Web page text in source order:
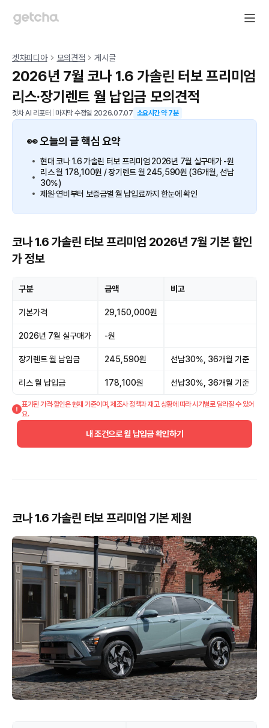
겟차피디아 모의견적 게시글
2026년 7월 코나 1.6 가솔린 터보 프리미엄
리스·장기렌트 월 납입금 모의견적
겟차 AI 리포터 마지막 수정일 2026.07.07 소요시간 약7분
👀 오늘의 글 핵심 요약
현대 코나 1.6 가솔린 터보 프리미엄 2026년 7월 실구매가 -원
리스 월 178,100원 / 장기렌트 월 245,590원 (36개월, 선납
30%)
제원·연비부터 보증금별 월 납입료까지 한눈에 확인
코나 1.6 가솔린 터보 프리미엄 2026년 7월 기본 할인
가 정보
구분 금액 비고
기본가격 29,150,000원
2026년 7월 실구매가 -원
장기렌트 월 납입금 245,590원 선납30%, 36개월 기준
리스 월 납입금 178,100원 선납30%, 36개월 기준
표기된 가격·할인은 현재 기준이며, 제조사 정책과 재고 상황에 따라 시기별로 달라질 수 있어
요.
내 조건으로 월 납입금 확인하기
코나 1.6 가솔린 터보 프리미엄 기본 제원